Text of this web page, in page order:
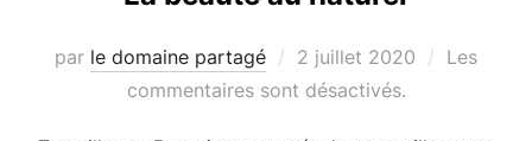
par le domaine partagé
Publié
le
2 juillet 2020
Les
commentaires sont désactivés.